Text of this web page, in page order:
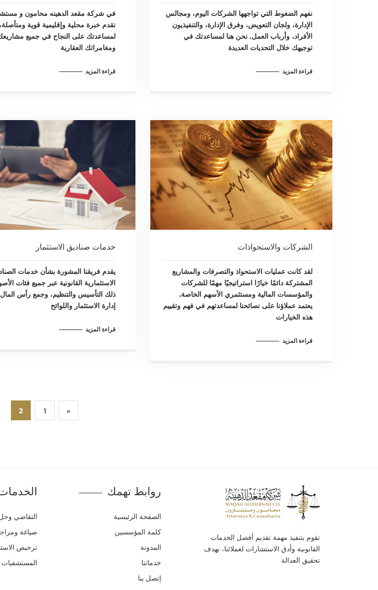
نفهم الضغوط التي تواجهها الشركات اليوم، ومجالس
الإدارة، ولجان التعويض، وفرق الإدارة، والتنفيذيون
الأفراد، وأرباب العمل. نحن هنا لمساعدتك في
توجيهك خلال التحديات العديدة
قراءة المزيد
في شركة مقعد الدهينه محامون و
نقدم خبرة محلية وإقليمية قوية
لمساعدتك على النجاح في جميع
ومغامراتك العقارية
قراءة المزيد
الشركات والاستحواذات
لقد كانت عمليات الاستحواذ والتصرفات والمشاريع
المشتركة دائمًا خيارًا استراتيجيًا مهمًا للشركات
والمؤسسات المالية ومستثمري الأسهم الخاصة.
يعتمد عملاؤنا على نصائحنا لمساعدتهم في فهم وتقييم
هذه الخيارات
قراءة المزيد
خدمات صناديق الاستثمار
يقدم فريقنا المشورة بشأن خدمات
الاستثمارية القانونية عبر جميع فئات
ذلك التأسيس والتنظيم، وجمع رأس
إدارة الاستثمار واللوائح
قراءة المزيد
«
1
2
تقوم بتنفيذ مهمة تقديم أفضل الخدمات
القانونية وأدق الاستشارات لعملائنا، بهدف
تحقيق العدالة
روابط تهمك
الصفحة الرئيسية
كلمة المؤسسين
المدونة
خدماتنا
إتصل بنا
التقاضي
صياغة
ترخيص
المستشفيات